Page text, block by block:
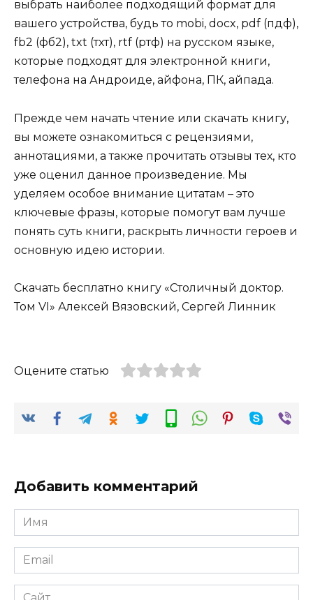
выбрать наиболее подходящий формат для
вашего устройства, будь то mobi, docx, pdf (пдф),
fb2 (фб2), txt (тхт), rtf (ртф) на русском языке,
которые подходят для электронной книги,
телефона на Андроиде, айфона, ПК, айпада.
Прежде чем начать чтение или скачать книгу,
вы можете ознакомиться с рецензиями,
аннотациями, а также прочитать отзывы тех, кто
уже оценил данное произведение. Мы
уделяем особое внимание цитатам – это
ключевые фразы, которые помогут вам лучше
понять суть книги, раскрыть личности героев и
основную идею истории.
Скачать бесплатно книгу «Столичный доктор.
Том VI» Алексей Вязовский, Сергей Линник
Оцените статью
Добавить комментарий
Имя
*
Email
*
Сайт